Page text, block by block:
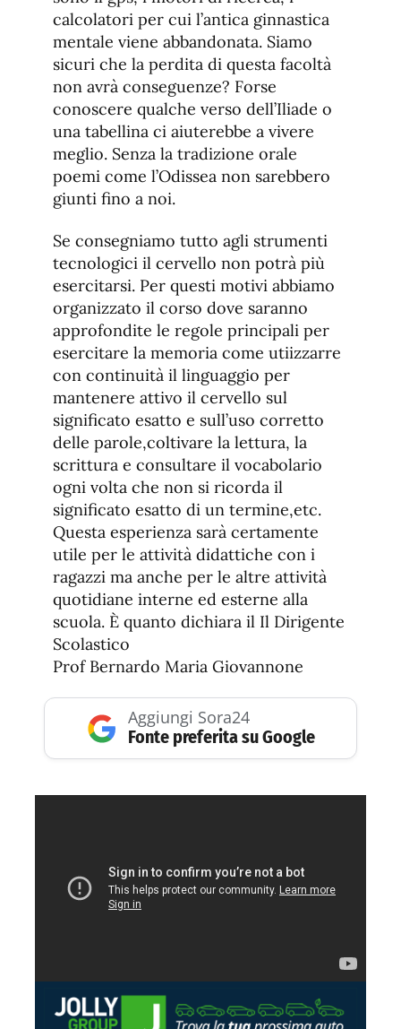
calcolatori per cui l’antica ginnastica
mentale viene abbandonata. Siamo
sicuri che la perdita di questa facoltà
non avrà conseguenze? Forse
conoscere qualche verso dell’Iliade o
una tabellina ci aiuterebbe a vivere
meglio. Senza la tradizione orale
poemi come l’Odissea non sarebbero
giunti fino a noi.
Se consegniamo tutto agli strumenti
tecnologici il cervello non potrà più
esercitarsi. Per questi motivi abbiamo
organizzato il corso dove saranno
approfondite le regole principali per
esercitare la memoria come utiizzarre
con continuità il linguaggio per
mantenere attivo il cervello sul
significato esatto e sull’uso corretto
delle parole,coltivare la lettura, la
scrittura e consultare il vocabolario
ogni volta che non si ricorda il
significato esatto di un termine,etc.
Questa esperienza sarà certamente
utile per le attività didattiche con i
ragazzi ma anche per le altre attività
quotidiane interne ed esterne alla
scuola. È quanto dichiara il Il Dirigente
Scolastico
Prof Bernardo Maria Giovannone
Aggiungi Sora24
Fonte preferita su Google